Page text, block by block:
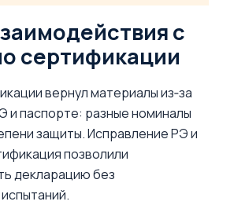
с
сертификации
вернул материалы из‑за
и паспорте: разные номиналы
защиты. Исправление РЭ и
позволили
декларацию без